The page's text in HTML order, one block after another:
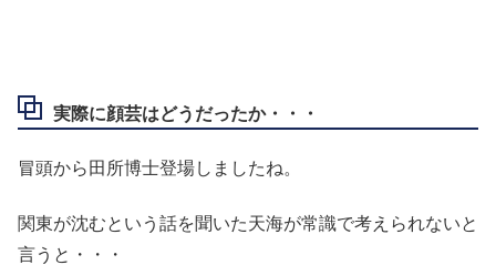
実際に顔芸はどうだったか・・・
冒頭から田所博士登場しましたね。
関東が沈むという話を聞いた天海が常識で考えられないと
言うと・・・